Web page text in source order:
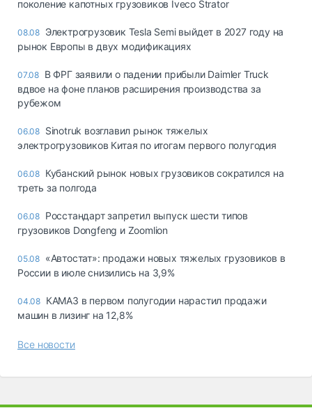
поколение капотных грузовиков Iveco Strator
08.08 Электрогрузовик Tesla Semi выйдет в 2027 году на
рынок Европы в двух модификациях
07.08 В ФРГ заявили о падении прибыли Daimler Truck
вдвое на фоне планов расширения производства за
рубежом
06.08 Sinotruk возглавил рынок тяжелых
электрогрузовиков Китая по итогам первого полугодия
06.08 Кубанский рынок новых грузовиков сократился на
треть за полгода
06.08 Росстандарт запретил выпуск шести типов
грузовиков Dongfeng и Zoomlion
05.08 «Автостат»: продажи новых тяжелых грузовиков в
России в июле снизились на 3,9%
04.08 КАМАЗ в первом полугодии нарастил продажи
машин в лизинг на 12,8%
Все новости